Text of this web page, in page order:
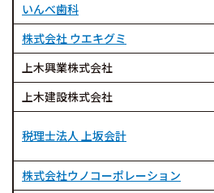
いんべ歯科
株式会社 ウエキグミ
上木興業株式会社
上木建設株式会社
税理士法人 上坂会計
株式会社ウノコーポレーション